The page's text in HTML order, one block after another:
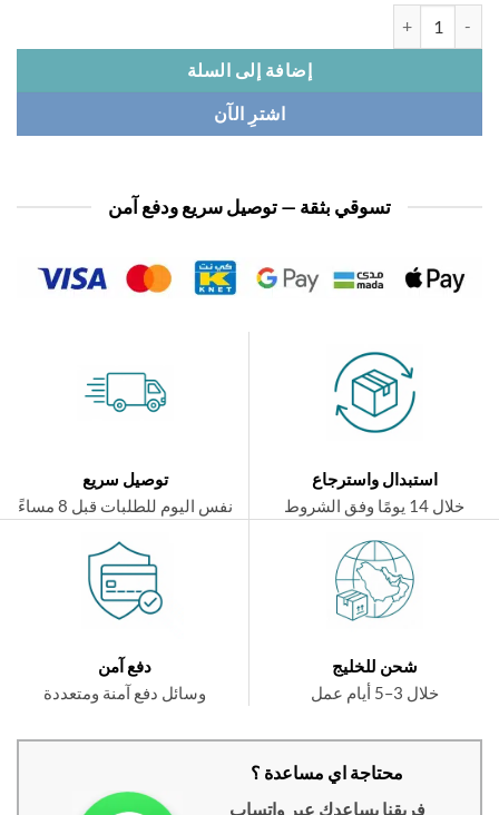
إضافة إلى السلة
اشترِ الآن
تسوقي بثقة — توصيل سريع ودفع آمن
استبدال واسترجاع
توصيل سريع
نفس اليوم للطلبات قبل 8 مساءً
شحن للخليج
دفع آمن
وسائل دفع آمنة ومتعددة
محتاجة اي مساعدة ؟
فريقنا يساعدك عبر واتساب